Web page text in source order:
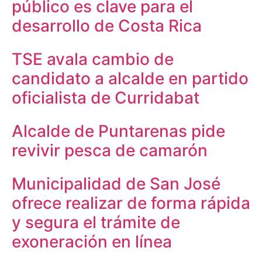
público es clave para el
desarrollo de Costa Rica
TSE avala cambio de
candidato a alcalde en partido
oficialista de Curridabat
Alcalde de Puntarenas pide
revivir pesca de camarón
Municipalidad de San José
ofrece realizar de forma rápida
y segura el trámite de
exoneración en línea